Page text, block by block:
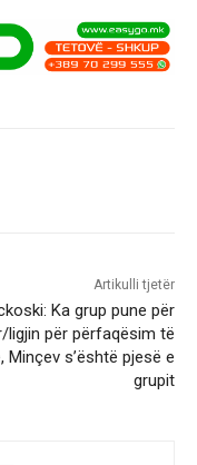
Artikulli tjetër
Ka grup pune për
ligjin për përfaqësim të
Minçev s’është pjesë e
grupit